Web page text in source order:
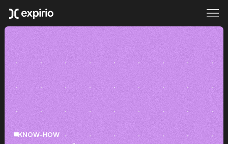
KNOW-HOW